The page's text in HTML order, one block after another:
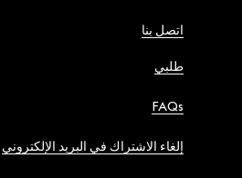
اتصل بنا
طلبي
FAQs
إلغاء الاشتراك في البريد الإلكتروني